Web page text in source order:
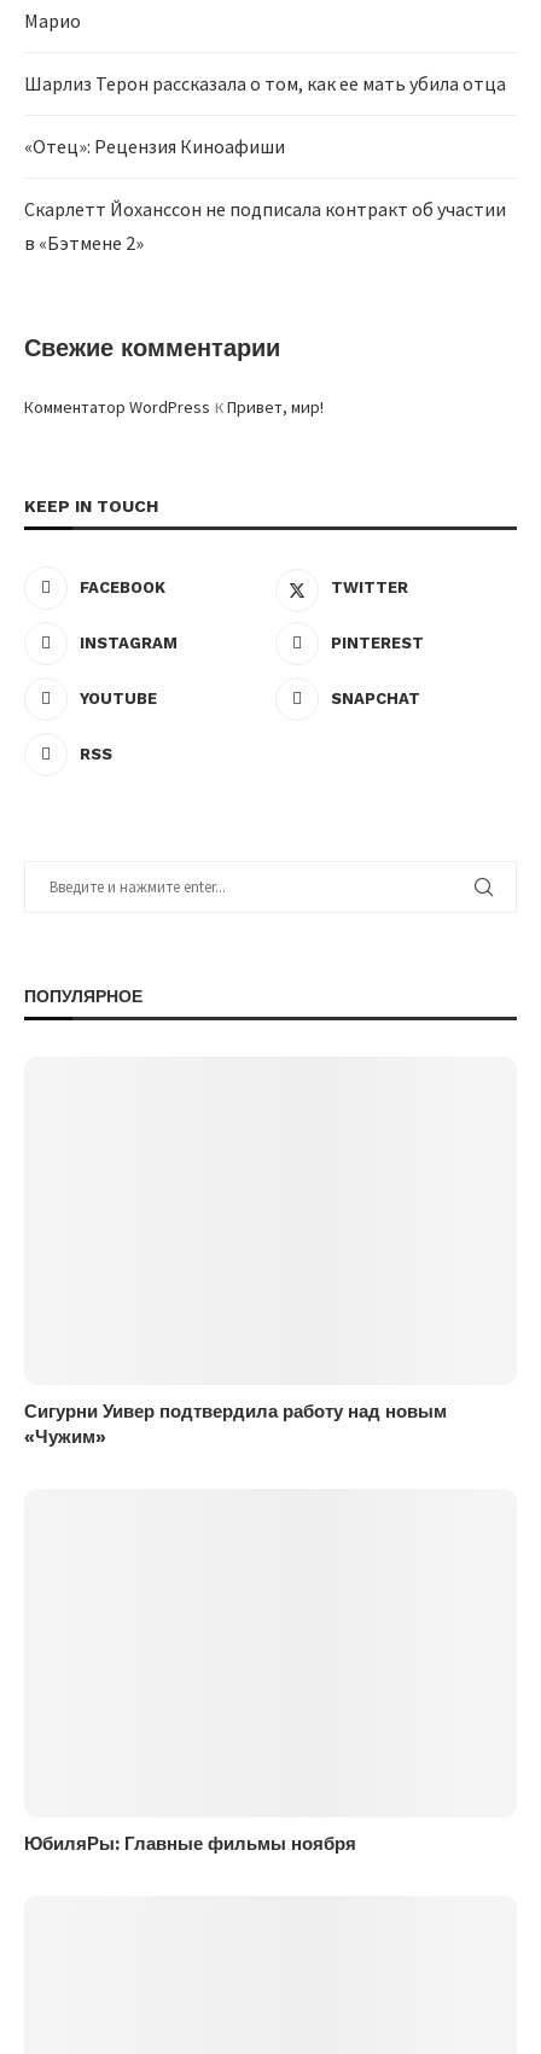
Марио
Шарлиз Терон рассказала о том, как ее мать убила отца
«Отец»: Рецензия Киноафиши
Скарлетт Йоханссон не подписала контракт об участии
в «Бэтмене 2»
Свежие комментарии
Комментатор WordPress кПривет, мир!
KEEP IN TOUCH
FACEBOOK TWITTER
INSTAGRAM PINTEREST
YOUTUBE SNAPCHAT
RSS
ПОПУЛЯРНОЕ
Сигурни Уивер подтвердила работу над новым
«Чужим»
ЮбиляРы: Главные фильмы ноября